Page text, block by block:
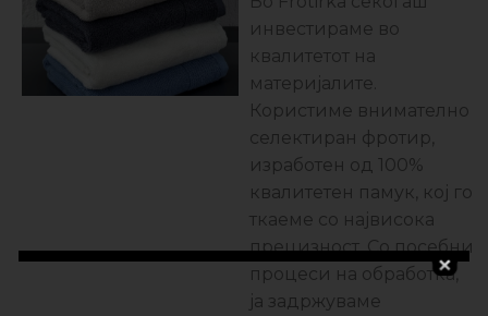
инвестираме во
квалитетот на
материјалите.
Користиме внимателно
селектиран фротир,
изработен од 100%
квалитетен памук, кој го
ткаеме со највисока
прецизност. Со посебни
процеси на обработка,
ја задржуваме